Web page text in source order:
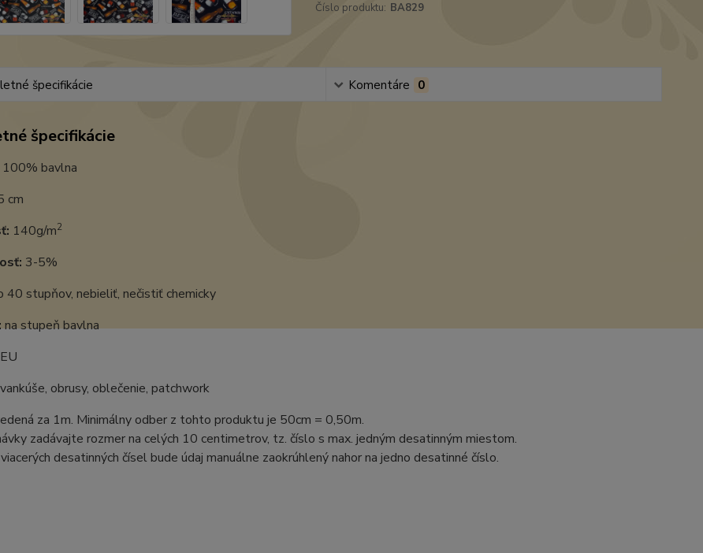
Číslo produktu: BA829
špecifikácie Komentáre 0
špecifikácie
100% bavlna
cm
140g/m2
3-5%
40 stupňov, nebieliť, nečistiť chemicky
na stupeň bavlna
EU
vankúše, obrusy, oblečenie, patchwork
za 1m. Minimálny odber z tohto produktu je 50cm = 0,50m.
zadávajte rozmer na celých 10 centimetrov, tz. číslo s max. jedným desatinným miestom.
desatinných čísel bude údaj manuálne zaokrúhlený nahor na jedno desatinné číslo.